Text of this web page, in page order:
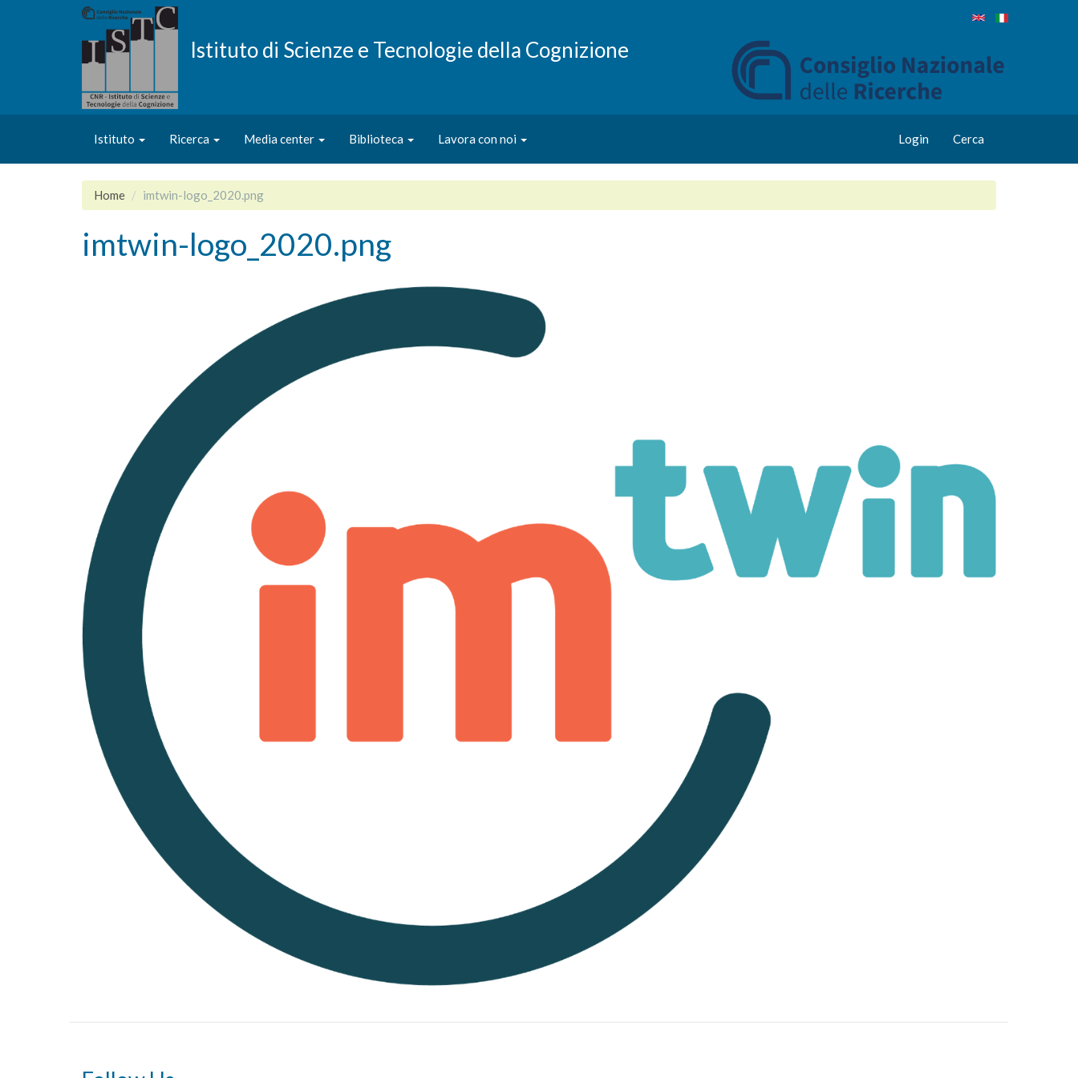
Istituto di Scienze e Tecnologie della Cognizione
Istituto Ricerca Media center Biblioteca Lavora con noi Login Cerca
Home imtwin-logo_2020.png
imtwin-logo_2020.png